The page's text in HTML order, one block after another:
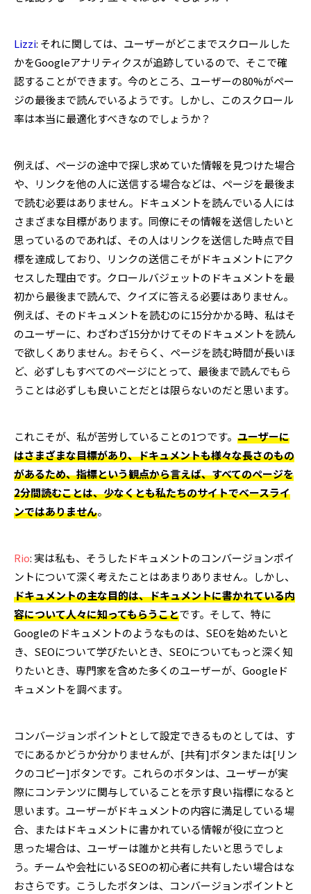
Lizzi: それに関しては、ユーザーがどこまでスクロールした
かをGoogleアナリティクスが追跡しているので、そこで確
認することができます。今のところ、ユーザーの80%がペー
ジの最後まで読んでいるようです。しかし、このスクロール
率は本当に最適化すべきなのでしょうか？
例えば、ページの途中で探し求めていた情報を見つけた場合
や、リンクを他の人に送信する場合などは、ページを最後ま
で読む必要はありません。ドキュメントを読んでいる人には
さまざまな目標があります。同僚にその情報を送信したいと
思っているのであれば、その人はリンクを送信した時点で目
標を達成しており、リンクの送信こそがドキュメントにアク
セスした理由です。クロールバジェットのドキュメントを最
初から最後まで読んで、クイズに答える必要はありません。
例えば、そのドキュメントを読むのに15分かかる時、私はそ
のユーザーに、わざわざ15分かけてそのドキュメントを読ん
で欲しくありません。おそらく、ページを読む時間が長いほ
ど、必ずしもすべてのページにとって、最後まで読んでもら
うことは必ずしも良いことだとは限らないのだと思います。
これこそが、私が苦労していることの1つです。 ユーザーに
はさまざまな目標があり、ドキュメントも様々な長さのもの
があるため、指標という観点から言えば、すべてのページを
2分間読むことは、少なくとも私たちのサイトでベースライ
ンではありません。
Rio: 実は私も、そうしたドキュメントのコンバージョンポイ
ントについて深く考えたことはあまりありません。しかし、
ドキュメントの主な目的は、ドキュメントに書かれている内
容について人々に知ってもらうことです。そして、特に
Googleのドキュメントのようなものは、SEOを始めたいと
き、SEOについて学びたいとき、SEOについてもっと深く知
りたいとき、専門家を含めた多くのユーザーが、Googleド
キュメントを調べます。
コンバージョンポイントとして設定できるものとしては、す
でにあるかどうか分かりませんが、[共有]ボタンまたは[リン
クのコピー]ボタンです。これらのボタンは、ユーザーが実
際にコンテンツに関与していることを示す良い指標になると
思います。ユーザーがドキュメントの内容に満足している場
合、またはドキュメントに書かれている情報が役に立つと
思った場合は、ユーザーは誰かと共有したいと思うでしょ
う。チームや会社にいるSEOの初心者に共有したい場合はな
おさらです。こうしたボタンは、コンバージョンポイントと